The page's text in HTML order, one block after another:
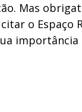
Mas
o Espaço
importância